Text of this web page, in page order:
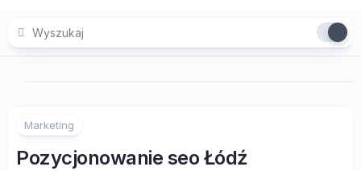
content
Marketing
Pozycjonowanie seo Łódź